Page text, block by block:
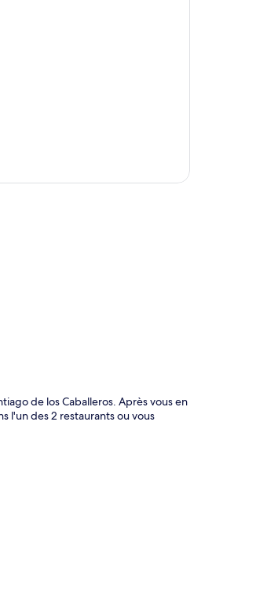
de los Caballeros. Après vous en
l'un des 2 restaurants ou vous